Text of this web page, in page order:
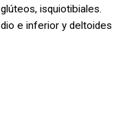
isquiotibiales.
e inferior y deltoides